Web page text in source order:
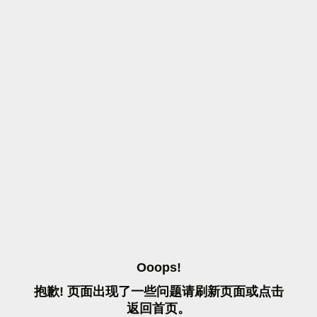
OOOPS!
抱歉! 页面出现了一些问题请刷 新页面或点击
返 回首页。